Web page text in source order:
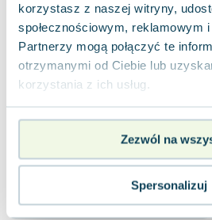
korzystasz z naszej witryny,
społecznościowym, reklamowym
Partnerzy mogą połączyć te
otrzymanymi od Ciebie lub
korzystania z ich usług.
Zezwól na
Spersonalizuj
40. Raków
110 procent 2023
Czasami dziecięce
umyśle na tyle
sposobem na
0.0
Miękka
Pakujemy 11.08
Nowa
42.62zł nowa